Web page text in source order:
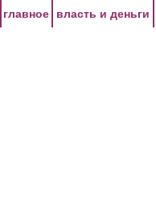
главное власть и деньги